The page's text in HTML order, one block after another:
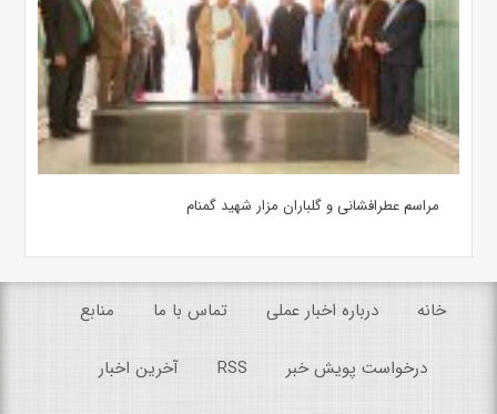
مراسم عطرافشانی و گلباران مزار شهید گمنام
خانه درباره اخبار عملی تماس با ما منابع
درخواست پویش خبر RSS آخرین اخبار